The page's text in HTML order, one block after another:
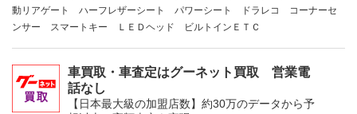
動リアゲート ハーフレザーシート パワーシート ドラレコ コーナーセ
ンサー スマートキー ＬＥＤヘッド ビルトインＥＴＣ
車買取・車査定はグーネット買取 営業電
話なし
【日本最大級の加盟店数】約30万のデータから予